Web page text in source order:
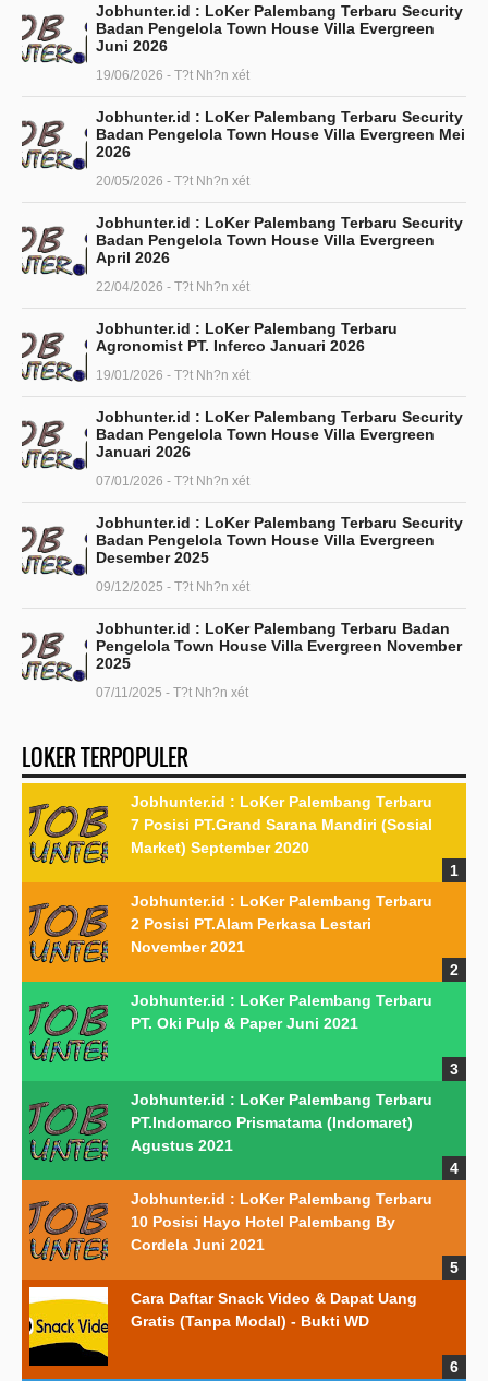
Jobhunter.id : LoKer Palembang Terbaru Security
Badan Pengelola Town House Villa Evergreen
Juni 2026
19/06/2026 - T?t Nh?n xét
Jobhunter.id : LoKer Palembang Terbaru Security
Badan Pengelola Town House Villa Evergreen Mei
2026
20/05/2026 - T?t Nh?n xét
Jobhunter.id : LoKer Palembang Terbaru Security
Badan Pengelola Town House Villa Evergreen
April 2026
22/04/2026 - T?t Nh?n xét
Jobhunter.id : LoKer Palembang Terbaru
Agronomist PT. Inferco Januari 2026
19/01/2026 - T?t Nh?n xét
Jobhunter.id : LoKer Palembang Terbaru Security
Badan Pengelola Town House Villa Evergreen
Januari 2026
07/01/2026 - T?t Nh?n xét
Jobhunter.id : LoKer Palembang Terbaru Security
Badan Pengelola Town House Villa Evergreen
Desember 2025
09/12/2025 - T?t Nh?n xét
Jobhunter.id : LoKer Palembang Terbaru Badan
Pengelola Town House Villa Evergreen November
2025
07/11/2025 - T?t Nh?n xét
LOKER TERPOPULER
Jobhunter.id : LoKer Palembang Terbaru
7 Posisi PT.Grand Sarana Mandiri (Sosial
Market) September 2020
Jobhunter.id : LoKer Palembang Terbaru
2 Posisi PT.Alam Perkasa Lestari
November 2021
Jobhunter.id : LoKer Palembang Terbaru
PT. Oki Pulp & Paper Juni 2021
Jobhunter.id : LoKer Palembang Terbaru
PT.Indomarco Prismatama (Indomaret)
Agustus 2021
Jobhunter.id : LoKer Palembang Terbaru
10 Posisi Hayo Hotel Palembang By
Cordela Juni 2021
Cara Daftar Snack Video & Dapat Uang
Gratis (Tanpa Modal) - Bukti WD